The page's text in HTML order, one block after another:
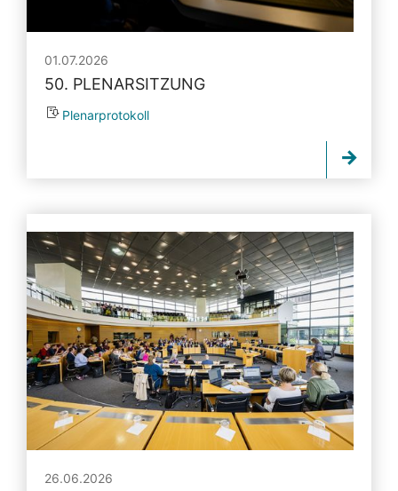
01.07.2026
50. PLENARSITZUNG
Plenarprotokoll
26.06.2026